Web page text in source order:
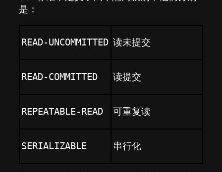
是：
READ-UNCOMMITTED 读未提交
READ-COMMITTED 读提交
REPEATABLE-READ 可重复读
SERIALIZABLE 串行化